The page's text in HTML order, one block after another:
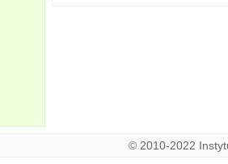
© 2010-2022